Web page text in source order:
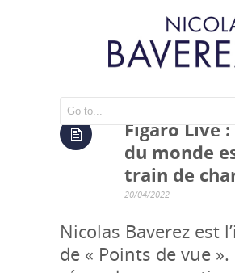
Figaro Live :
du monde
train de
20/04/2022
Nicolas Baverez est
de « Points de vue ».